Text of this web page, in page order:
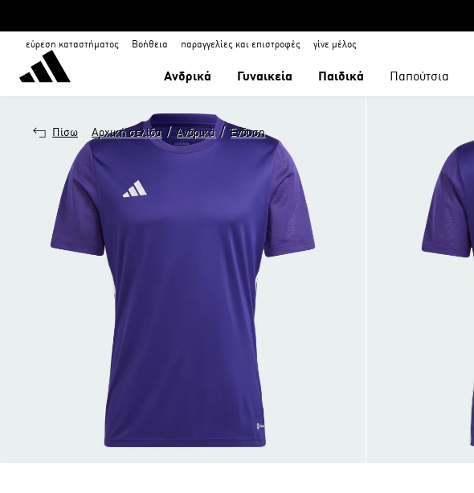
εύρεση καταστήματος Βοήθεια παραγγελίες και επιστροφές γίνε μέλος
Ανδρικά Γυναικεία Παιδικά Παπούτσια
Πίσω Αρχική σελίδα / Ανδρικά / Ένδυση